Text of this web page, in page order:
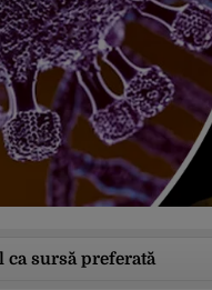
ca sursă preferată